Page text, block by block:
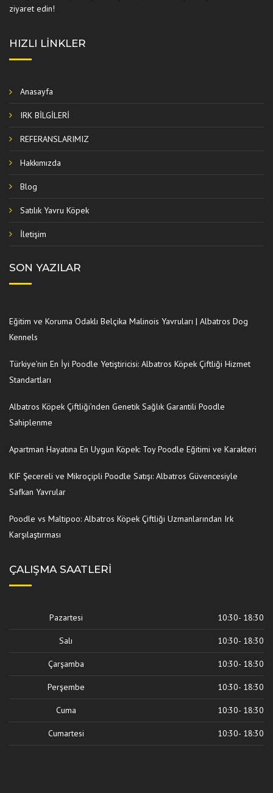
ziyaret edin!
HIZLI LINKLER
Anasayfa
IRK BİLGİLERİ
REFERANSLARIMIZ
Hakkımızda
Blog
Satılık Yavru Köpek
İletişim
SON YAZILAR
Eğitim ve Koruma Odaklı Belçika Malinois Yavruları | Albatros Dog
Kennels
Türkiye’nin En İyi Poodle Yetiştiricisi: Albatros Köpek Çiftliği Hizmet
Standartları
Albatros Köpek Çiftliği’nden Genetik Sağlık Garantili Poodle
Sahiplenme
Apartman Hayatına En Uygun Köpek: Toy Poodle Eğitimi ve Karakteri
KIF Şecereli ve Mikroçipli Poodle Satışı: Albatros Güvencesiyle
Safkan Yavrular
Poodle vs Maltipoo: Albatros Köpek Çiftliği Uzmanlarından Irk
Karşılaştırması
ÇALIŞMA SAATLERI
Pazartesi 10:30- 18:30
Salı 10:30- 18:30
Çarşamba 10:30- 18:30
Perşembe 10:30- 18:30
Cuma 10:30- 18:30
Cumartesi 10:30- 18:30